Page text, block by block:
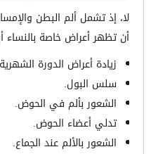
لا، إذ تشمل ألم البطن
أن تظهر أعراض خاصة بالنساء
زيادة أعراض الدورة
سلس البول.
الشعور بألم في الحوض.
تدلي أعضاء الحوض.
الشعور بالألم عند الجماع.